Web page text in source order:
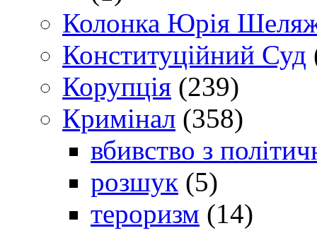
Колонка Юрія
Конституційний Суд
Корупція (239)
Кримінал (358)
вбивство з
розшук (5)
тероризм (14)